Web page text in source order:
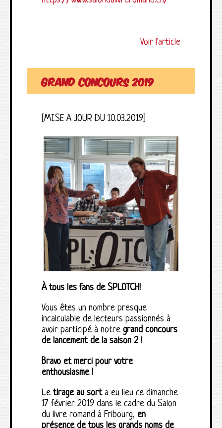
Voir l'article
GRAND CONCOURS 2019
[MISE A JOUR DU 10.03.2019]
À tous les fans de SPLOTCH!
Vous êtes un nombre presque
incalculable de lecteurs passionnés à
avoir participé à notre grand concours
de lancement de la saison 2 !
Bravo et merci pour votre
enthousiasme !
Le tirage au sorta eu lieu ce dimanche
17 février 2019 dans le cadre du Salon
du livre romand à Fribourg, en
présence de tous les grands noms de